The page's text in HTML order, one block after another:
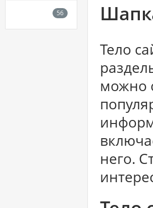
Тело
можно
него.